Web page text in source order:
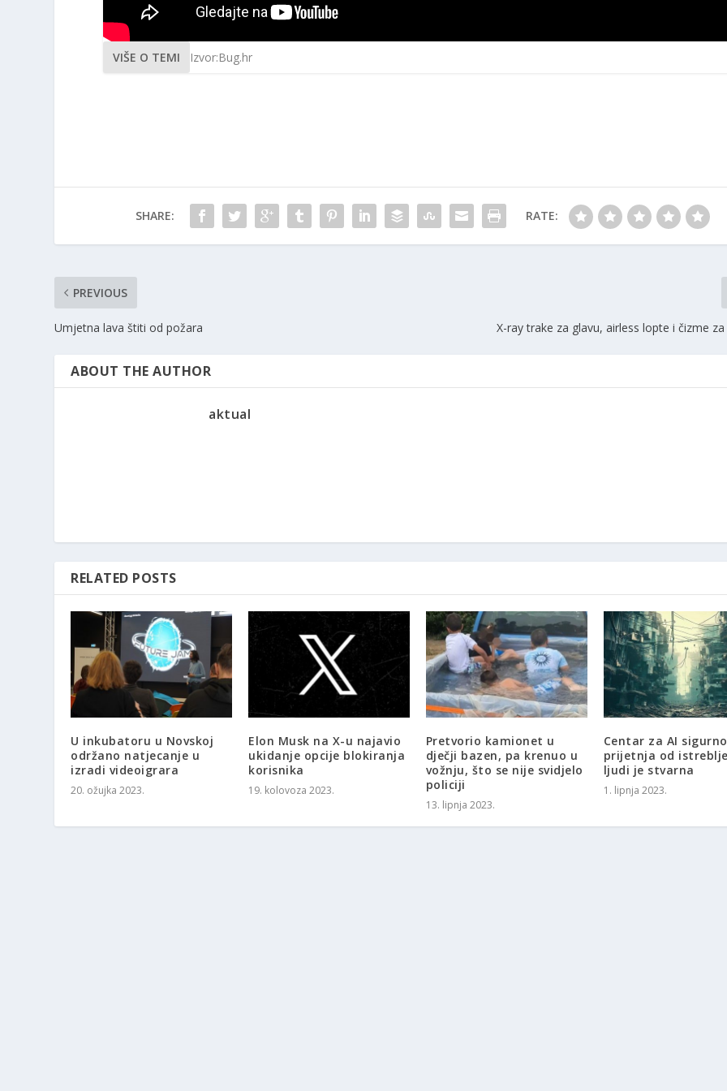
VIŠE O TEMI Izvor:Bug.hr
SHARE: RATE:
PREVIOUS
Umjetna lava štiti od požara X-ray trake za glavu, airless lopte i čizme
ABOUT THE AUTHOR
aktual
RELATED POSTS
U inkubatoru u Novskoj
održano natjecanje u
izradi videoigrara
20. ožujka 2023.
Elon Musk na X-u najavio
ukidanje opcije blokiranja
korisnika
19. kolovoza 2023.
Pretvorio kamionet u
dječji bazen, pa krenuo u
vožnju, što se nije svidjelo
policiji
13. lipnja 2023.
Centar za AI
prijetnja od
ljudi je stvarna
1. lipnja 2023.